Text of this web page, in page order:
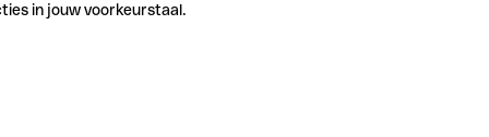
in jouw voorkeurstaal.